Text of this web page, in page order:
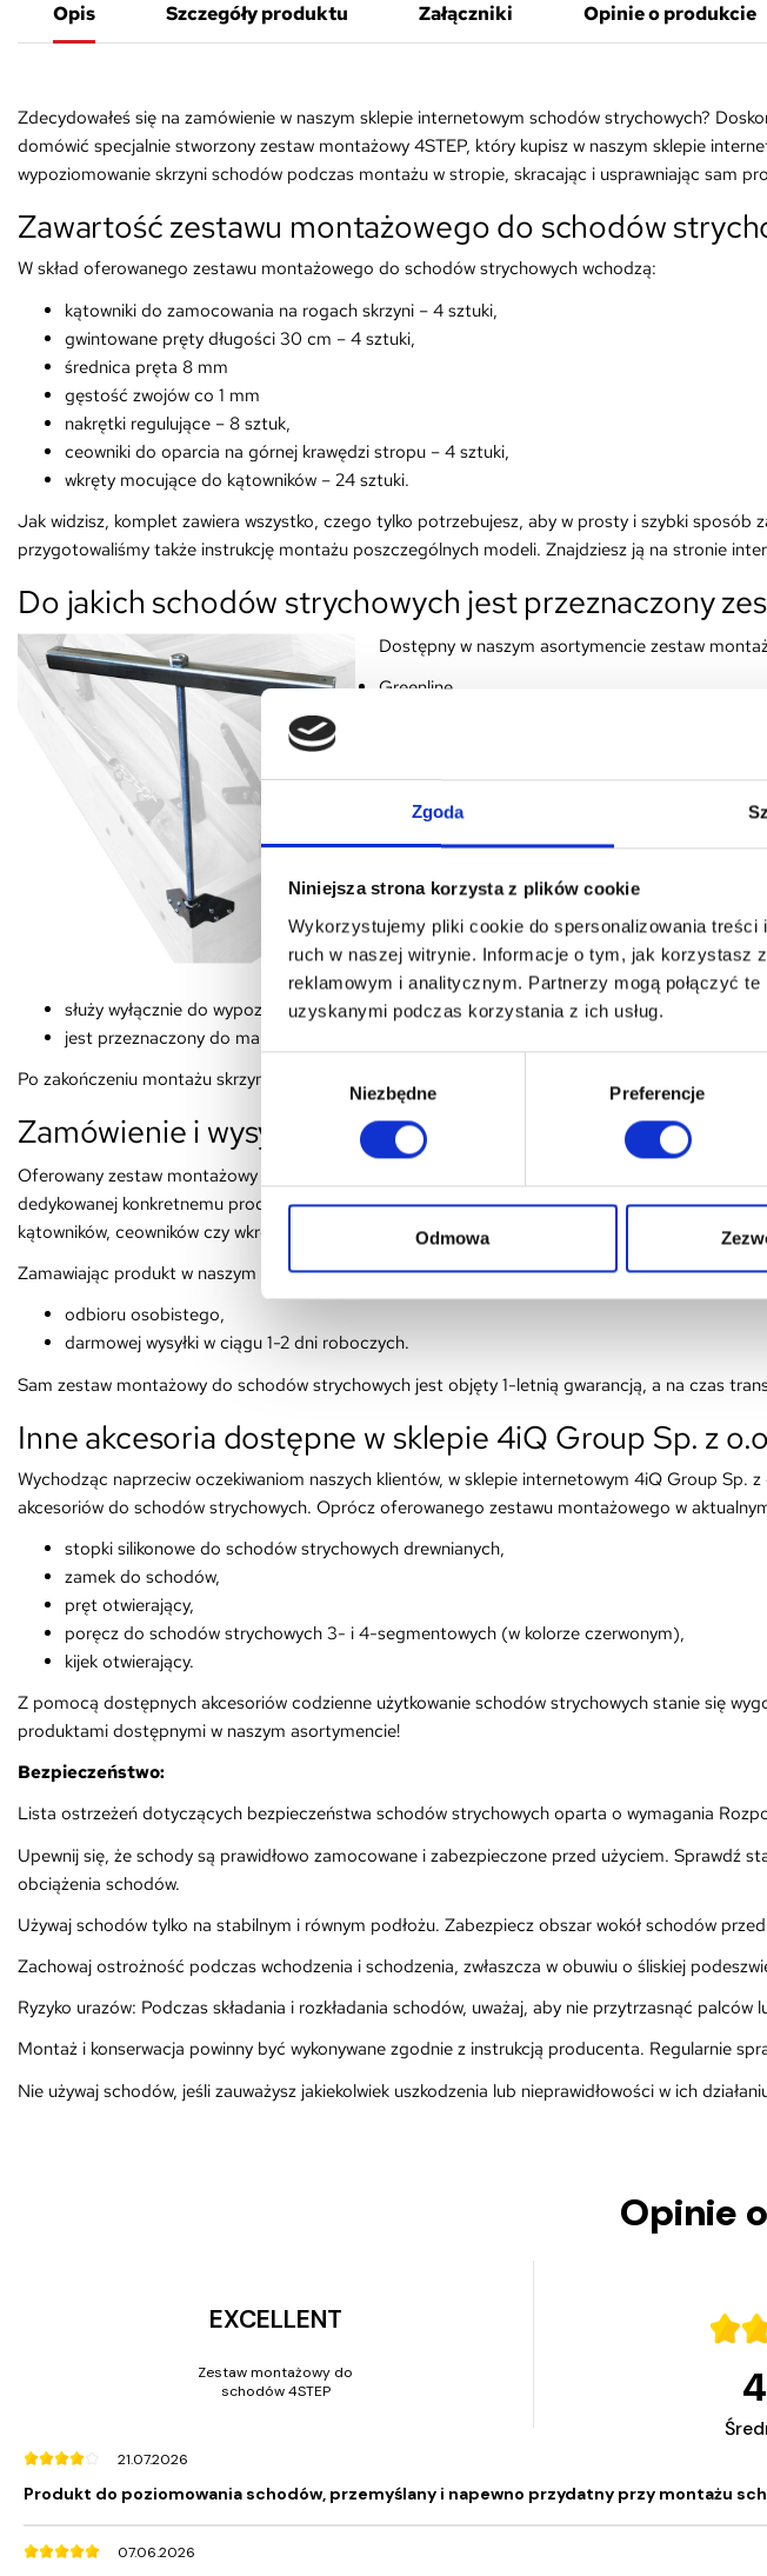
Zgoda
Niniejsza strona korzysta z plików cookie
Wykorzystujemy pliki cookie do spersonalizowania
ruch w naszej witrynie. Informacje o tym, jak korzystasz
reklamowym i analitycznym. Partnerzy mogą połączyć
uzyskanymi podczas korzystania z ich usług.
Niezbędne Preferencje
Odmowa
Opis Szczegóły produktu Załączniki Opinie o produkcie
Zdecydowałeś się na zamówienie w naszym sklepie internetowym schodów strychowych?
domówić specjalnie stworzony zestaw montażowy 4STEP, który kupisz w naszym sklepie
wypoziomowanie skrzyni schodów podczas montażu w stropie, skracając i usprawniając sam
Zawartość zestawu montażowego do schodów
W skład oferowanego zestawu montażowego do schodów strychowych wchodzą:
kątowniki do zamocowania na rogach skrzyni – 4 sztuki,
gwintowane pręty długości 30 cm – 4 sztuki,
średnica pręta 8 mm
gęstość zwojów co 1 mm
nakrętki regulujące – 8 sztuk,
ceowniki do oparcia na górnej krawędzi stropu – 4 sztuki,
wkręty mocujące do kątowników – 24 sztuki.
Jak widzisz, komplet zawiera wszystko, czego tylko potrzebujesz, aby w prosty i szybki
przygotowaliśmy także instrukcję montażu poszczególnych modeli. Znajdziesz ją na stronie
Do jakich schodów strychowych jest przeznaczony
Dostępny w naszym asortymencie zestaw
Greenline,
Extreme,
Nordic.
Warto jednak pamiętać, że zestaw sprawdzi
jego przeznaczenia, skontaktuj się z nami
Co więcej, zamawiając zestaw montażowy do
nie mocuje on trwale schodów do stropu,
służy wyłącznie do wypoziomowania schodów w otworze montażowym,
jest przeznaczony do maksymalnej grubości stropu: 28 cm + wysokość skrzyni montażowej.
Po zakończeniu montażu skrzynię należy przytwierdzić odpowiednimi do rodzaju stropu
Zamówienie i wysyłka zestawu montażowego do
Oferowany zestaw montażowy do schodów strychowych możesz zamówić tutaj lub w trakcie
dedykowanej konkretnemu produktowi masz możliwość wyboru dodatkowych akcesoriów,
kątowników, ceowników czy wkrętów mocujących.
Zamawiając produkt w naszym sklepie internetowym, możesz skorzystać z:
odbioru osobistego,
darmowej wysyłki w ciągu 1-2 dni roboczych.
Sam zestaw montażowy do schodów strychowych jest objęty 1-letnią gwarancją, a na czas
Inne akcesoria dostępne w sklepie 4iQ Group Sp. z
Wychodząc naprzeciw oczekiwaniom naszych klientów, w sklepie internetowym 4iQ Group
akcesoriów do schodów strychowych. Oprócz oferowanego zestawu montażowego w
stopki silikonowe do schodów strychowych drewnianych,
zamek do schodów,
pręt otwierający,
poręcz do schodów strychowych 3- i 4-segmentowych (w kolorze czerwonym),
kijek otwierający.
Z pomocą dostępnych akcesoriów codzienne użytkowanie schodów strychowych stanie się
produktami dostępnymi w naszym asortymencie!
Bezpieczeństwo:
Lista ostrzeżeń dotyczących bezpieczeństwa schodów strychowych oparta o wymagania
Upewnij się, że schody są prawidłowo zamocowane i zabezpieczone przed użyciem.
obciążenia schodów.
Używaj schodów tylko na stabilnym i równym podłożu. Zabezpiecz obszar wokół schodów
Zachowaj ostrożność podczas wchodzenia i schodzenia, zwłaszcza w obuwiu o śliskiej
Ryzyko urazów: Podczas składania i rozkładania schodów, uważaj, aby nie przytrzasnąć
Montaż i konserwacja powinny być wykonywane zgodnie z instrukcją producenta. Regularnie
Nie używaj schodów, jeśli zauważysz jakiekolwiek uszkodzenia lub nieprawidłowości w ich
Opinie
EXCELLENT
Zestaw montażowy do
schodów 4STEP
21.07.2026
Produkt do poziomowania schodów, przemyślany i napewno przydatny przy montażu
07.06.2026